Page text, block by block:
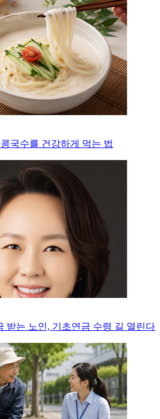
국수를 건강하게 먹는 법
받는 노인, 기초연금 수령 길 열린다